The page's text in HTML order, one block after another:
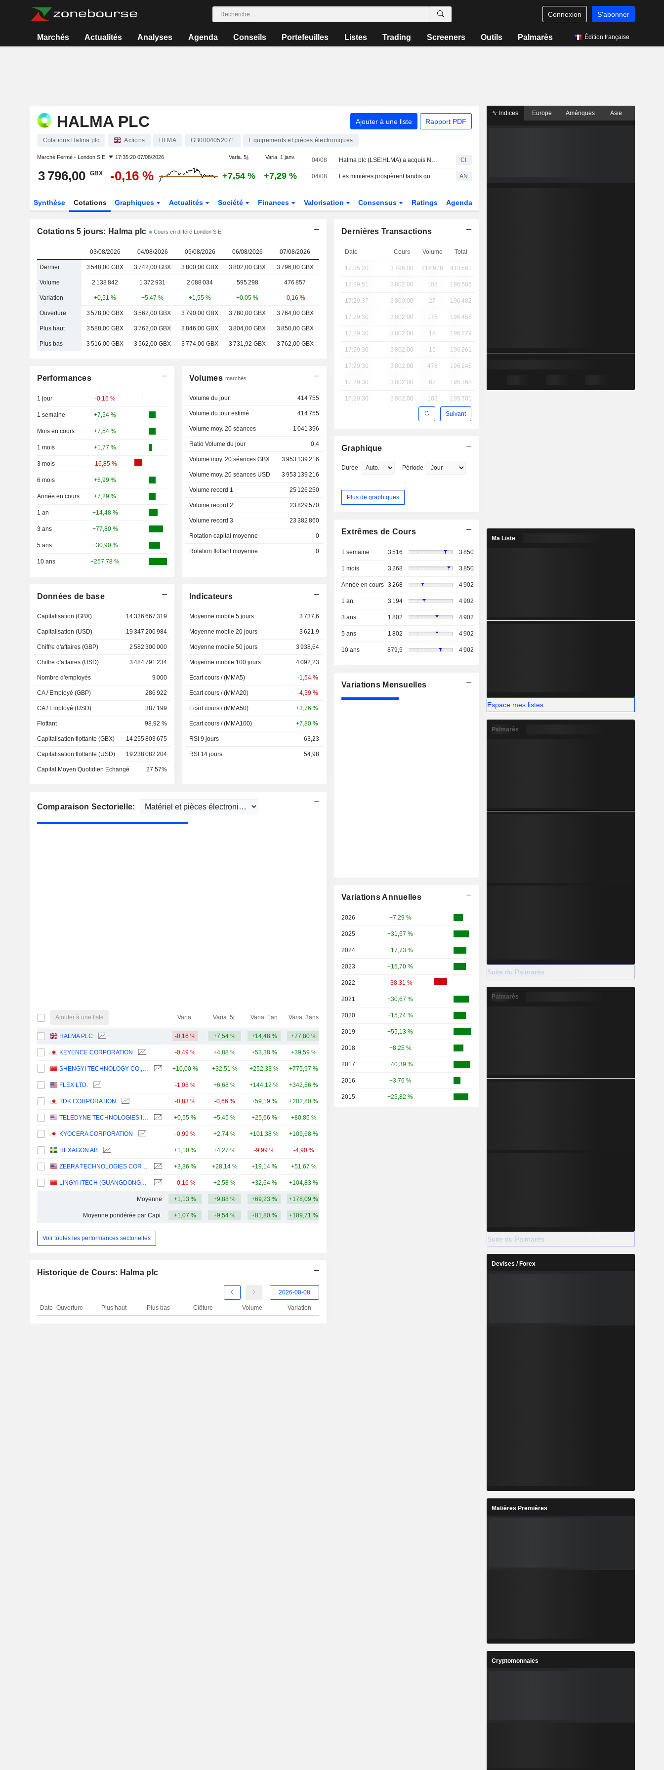
Connexion S'abonner
Marchés Actualités Analyses Agenda Conseils Portefeuilles Listes Trading Screeners Outils Palmarès Édition française
HALMA PLC Ajouter à une liste Rapport PDF
Cotations Halma plc Actions HLMA GB0004052071 Equipements et pièces électroniques
Marché Fermé - London S.E. 17:35:20 07/08/2026 Varia. 5j. Varia. 1 janv.
3 796,00 GBX -0,16 % +7,54 % +7,29 %
04/08 Halma plc (LSE:HLMA) a acquis NovaBone Products, LLC auprès d'Isto Biologics pour 60 millions de dollars. CI
04/08 Les minières prospèrent tandis que le pétrole chute face aux espoirs de paix AN
Synthèse Cotations Graphiques Actualités Société Finances Valorisation Consensus Ratings Agenda
Cotations 5 jours: Halma plc Cours en différé London S.E.
03/08/2026 04/08/2026 05/08/2026 06/08/2026 07/08/2026
Dernier 3 548,00 GBX 3 742,00 GBX 3 800,00 GBX 3 802,00 GBX 3 796,00 GBX
Volume 2 138 842 1 372 931 2 088 034 595 298 476 857
Variation +0,51 % +5,47 % +1,55 % +0,05 % -0,16 %
Ouverture 3 578,00 GBX 3 562,00 GBX 3 790,00 GBX 3 780,00 GBX 3 764,00 GBX
Plus haut 3 588,00 GBX 3 762,00 GBX 3 846,00 GBX 3 804,00 GBX 3 850,00 GBX
Plus bas 3 516,00 GBX 3 562,00 GBX 3 774,00 GBX 3 731,92 GBX 3 762,00 GBX
Performances
1 jour -0,16 %
1 semaine +7,54 %
Mois en cours +7,54 %
1 mois +1,77 %
3 mois -16,85 %
6 mois +6,99 %
Année en cours +7,29 %
1 an +14,48 %
3 ans +77,80 %
5 ans +30,90 %
10 ans +257,78 %
Volumes marchés
Volume du jour 414 755
Volume du jour estimé 414 755
Volume moy. 20 séances 1 041 396
Ratio Volume du jour 0,4
Volume moy. 20 séances GBX 3 953 139 216
Volume moy. 20 séances USD 3 953 139 216
Volume record 1 25 126 250
Volume record 2 23 829 570
Volume record 3 23 382 860
Rotation capital moyenne 0
Rotation flottant moyenne 0
Données de base
Capitalisation (GBX) 14 336 667 319
Capitalisation (USD) 19 347 206 984
Chiffre d'affaires (GBP) 2 582 300 000
Chiffre d'affaires (USD) 3 484 791 234
Nombre d'employés 9 000
CA / Employé (GBP) 286 922
CA / Employé (USD) 387 199
Flottant 98.92 %
Capitalisation flottante (GBX) 14 255 803 675
Capitalisation flottante (USD) 19 238 082 204
Capital Moyen Quotidien Echangé 27.57%
Indicateurs
Moyenne mobile 5 jours 3 737,6
Moyenne mobile 20 jours 3 621,9
Moyenne mobile 50 jours 3 938,64
Moyenne mobile 100 jours 4 092,23
Ecart cours / (MMA5) -1,54 %
Ecart cours / (MMA20) -4,59 %
Ecart cours / (MMA50) +3,76 %
Ecart cours / (MMA100) +7,80 %
RSI 9 jours 63,23
RSI 14 jours 54,98
Comparaison Sectorielle:
Ajouter à une liste Varia. Varia. 5j. Varia. 1an Varia. 3ans Capi.($)
HALMA PLC -0,16 % +7,54 % +14,48 % +77,80 %
KEYENCE CORPORATION -0,49 % +4,88 % +53,38 % +39,59 %
SHENGYI TECHNOLOGY CO.,LTD. +10,00 % +32,51 % +252,33 % +775,97 %
FLEX LTD. -1,06 % +6,68 % +144,12 % +342,56 %
TDK CORPORATION -0,83 % -0,66 % +59,19 % +202,80 %
TELEDYNE TECHNOLOGIES INCORPORATED +0,55 % +5,45 % +25,66 % +80,86 %
KYOCERA CORPORATION -0,99 % +2,74 % +101,38 % +109,68 %
HEXAGON AB +1,10 % +4,27 % -9,99 % -4,90 %
ZEBRA TECHNOLOGIES CORPORATION +3,36 % +28,14 % +19,14 % +51,67 %
LINGYI ITECH (GUANGDONG) COMPANY -0,16 % +2,58 % +32,64 % +104,83 %
Moyenne +1,13 % +9,88 % +69,23 % +178,09 %
Moyenne pondérée par Capi. +1,07 % +9,54 % +81,80 % +189,71 %
Voir toutes les performances sectorielles
Historique de Cours: Halma plc
Date Ouverture Plus haut Plus bas Clôture Volume Variation
Dernières Transactions
Date Cours Volume Total
17:35:20 3 796,00 216 976 413 561
17:29:51 3 802,00 103 196 585
17:29:37 3 800,00 27 196 482
17:29:30 3 802,00 176 196 455
17:29:30 3 802,00 18 196 279
17:29:30 3 802,00 15 196 261
17:29:30 3 802,00 478 196 246
17:29:30 3 802,00 67 195 768
17:29:30 3 802,00 103 195 701
Suivant
Graphique
Durée Période
Plus de graphiques
Extrêmes de Cours
1 semaine 3 516 3 850
1 mois 3 268 3 850
Année en cours 3 268 4 902
1 an 3 194 4 902
3 ans 1 802 4 902
5 ans 1 802 4 902
10 ans 879,5 4 902
Variations Mensuelles
Variations Annuelles
2026 +7,29 %
2025 +31,57 %
2024 +17,73 %
2023 +15,70 %
2022 -38,31 %
2021 +30,67 %
2020 +15,74 %
2019 +55,13 %
2018 +8,25 %
2017 +40,39 %
2016 +3,76 %
2015 +25,82 %
Indices Europe Amériques Asie
Ma Liste
Espace mes listes
Palmarès
Suite du Palmarès
Palmarès
Suite du Palmarès
Devises / Forex
Matières Premières
Cryptomonnaies